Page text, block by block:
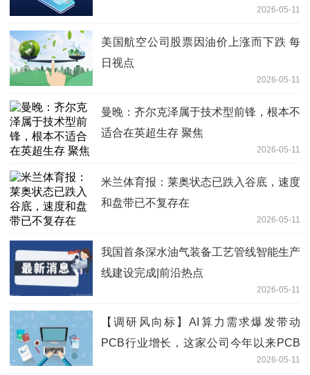
2026-05-11
美国航空公司股票因油价上涨而下跌 每
日视点
2026-05-11
曼晚：齐尔克泽属于技术型前锋，根本不
适合在英超生存 聚焦
2026-05-11
米兰体育报：莱奥状态已跌入谷底，速度
和盘带已不复存在
2026-05-11
我国首条深水油气装备工艺管线智能生产
线建设完成|前沿热点
2026-05-11
【调研风向标】AI算力需求爆发带动
PCB行业增长，这家公司今年以来PCB
2026-05-11